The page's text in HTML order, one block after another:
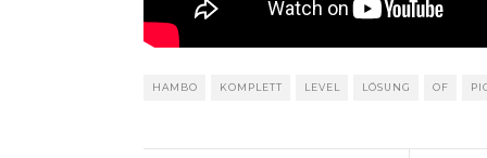
HAMBO KOMPLETT LEVEL LÖSUNG OF